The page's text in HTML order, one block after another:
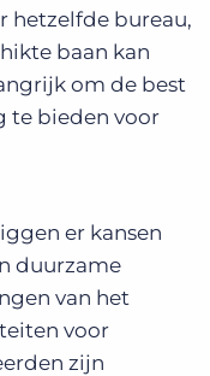
hetzelfde bureau,
baan kan
om de best
te bieden voor
er kansen
duurzame
van het
voor
zijn